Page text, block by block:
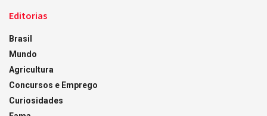
Editorias
Brasil
Mundo
Agricultura
Concursos e Emprego
Curiosidades